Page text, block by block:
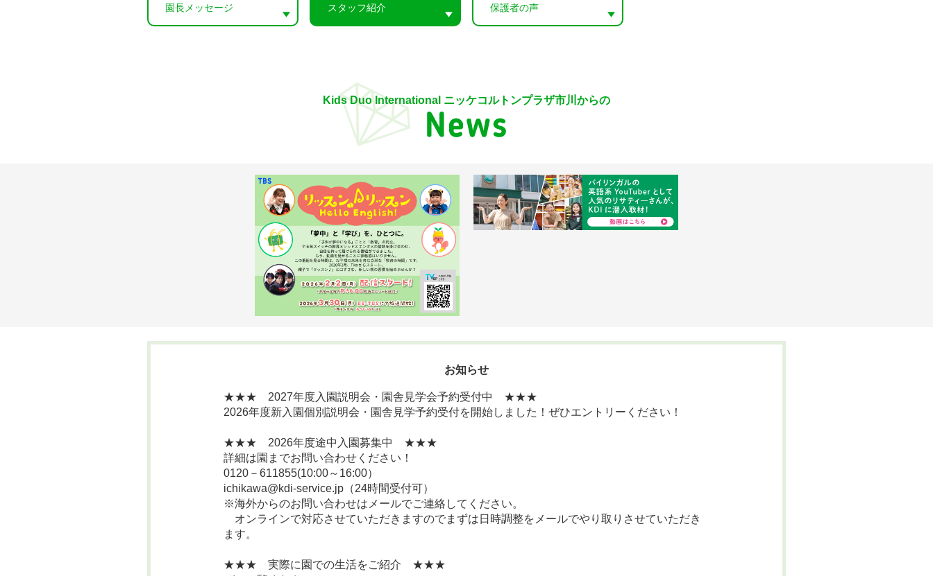
園長メッセージ スタッフ紹介 保護者の声
Kids Duo International ニッケコルトンプラザ市川からの
お知らせ
★★★ 2027年度入園説明会・園舎見学会予約受付中 ★★★
2026年度新入園個別説明会・園舎見学予約受付を開始しました！ぜひエントリーください！
★★★ 2026年度途中入園募集中 ★★★
詳細は園までお問い合わせください！
0120－611855(10:00～16:00）
ichikawa@kdi-service.jp（24時間受付可）
※海外からのお問い合わせはメールでご連絡してください。
オンラインで対応させていただきますのでまずは日時調整をメールでやり取りさせていただき
ます。
★★★ 実際に園での生活をご紹介 ★★★